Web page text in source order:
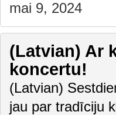
mai 9, 2024
(Latvian) Ar
koncertu!
(Latvian)
jau par tradīciju